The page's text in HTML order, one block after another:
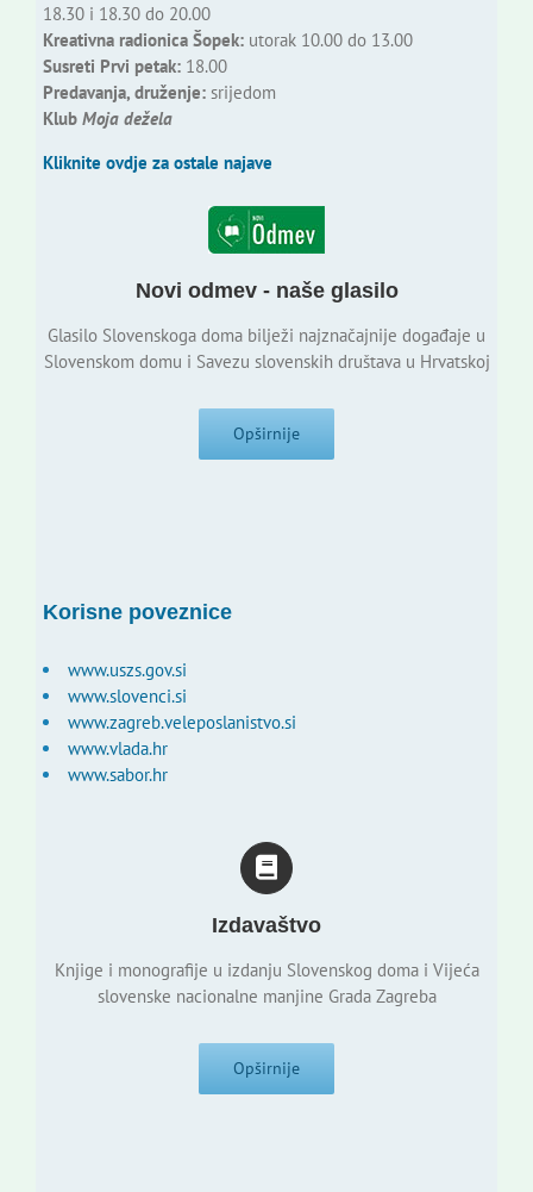
18.30 i 18.30 do 20.00
Kreativna radionica Šopek:utorak 10.00 do 13.00
Susreti Prvi petak:18.00
Predavanja, druženje:srijedom
Klub Moja dežela
Kliknite ovdje za ostale najave
Novi odmev - naše glasilo
Glasilo Slovenskoga doma bilježi najznačajnije događaje u
Slovenskom domu i Savezu slovenskih društava u Hrvatskoj
Opširnije
Korisne poveznice
www.uszs.gov.si
www.slovenci.si
www.zagreb.veleposlanistvo.si
www.vlada.hr
www.sabor.hr
Izdavaštvo
Knjige i monografije u izdanju Slovenskog doma i Vijeća
slovenske nacionalne manjine Grada Zagreba
Opširnije